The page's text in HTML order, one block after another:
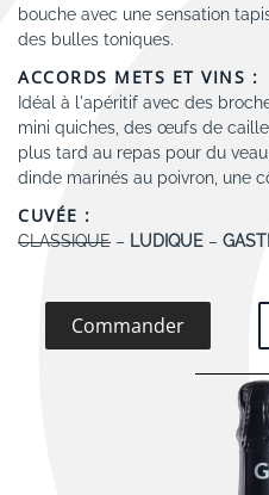
bouche avec une sensation
des bulles toniques.
ACCORDS METS ET VINS :
Idéal à l'apéritif avec des
mini quiches, des œufs de
plus tard au repas pour du
dinde marinés au poivron, une
CUVÉE :
CLASSIQUE – LUDIQUE –
Commander